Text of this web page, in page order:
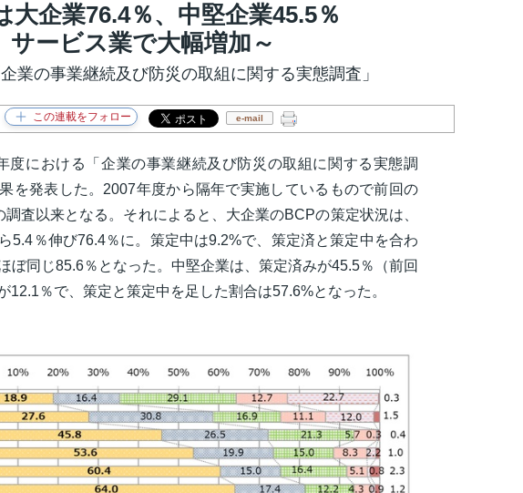
大企業76.4％、中堅企業45.5％
サービス業で大幅増加～
業の事業継続及び防災の取組に関する実態調査」
e-mail
度における「企業の事業継続及び防災の取組に関する実態調
を発表した。2007年度から隔年で実施しているもので前回の
査以来となる。それによると、大企業のBCPの策定状況は、
5.4％伸び76.4％に。策定中は9.2%で、策定済と策定中を合わ
ぼ同じ85.6％となった。中堅企業は、策定済みが45.5％（前回
12.1％で、策定と策定中を足した割合は57.6%となった。